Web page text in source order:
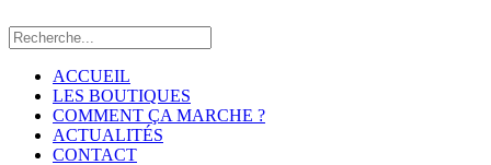
ACCUEIL
LES BOUTIQUES
COMMENT ÇA MARCHE ?
ACTUALITÉS
CONTACT